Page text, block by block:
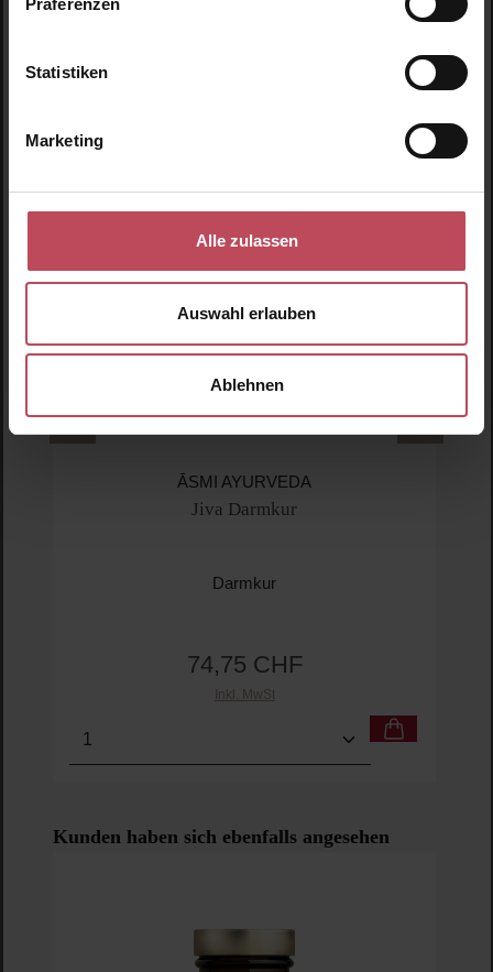
Präferenzen
Statistiken
Marketing
Alle zulassen
Auswahl erlauben
Ablehnen
Produktgalerie überspringen
Ähnliche Produkte
ĀSMI AYURVEDA
Jiva Darmkur
Darmkur
Regulärer Preis:
74,75 CHF
Inkl. MwSt
Produkt Anzahl: Gib den gewünschten Wert
Produktgalerie überspringen
Kunden haben sich ebenfalls angesehen